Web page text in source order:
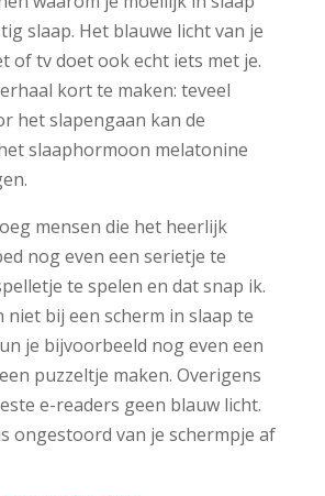
slaap. Het blauwe licht van je
of tv doet ook echt iets met je.
kort te maken: teveel
het slapengaan kan de
slaaphormoon melatonine
mensen die het heerlijk
nog even een serietje te
te spelen en dat snap ik.
niet bij een scherm in slaap te
je bijvoorbeeld nog even een
puzzeltje maken. Overigens
e-readers geen blauw licht.
ongestoord van je schermpje af